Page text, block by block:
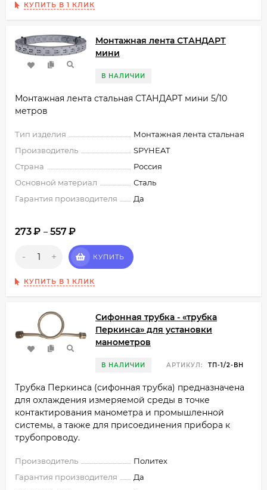
КУПИТЬ В 1 КЛИК
Монтажная лента СТАНДАРТ
мини
В НАЛИЧИИ
Монтажная лента стальная СТАНДАРТ мини 5/10
метров
Тип изделия
Монтажная лента стальная
Производитель
SPYHEAT
Страна
Россия
Основной материал
Сталь
Гарантия производителя
Да
273₽ – 557₽
- + КУПИТЬ
КУПИТЬ В 1 КЛИК
Сифонная трубка - «трубка
Перкинса» для установки
манометров
В НАЛИЧИИ АРТИКУЛ: ТП-1/2-ВН
Трубка Перкинса (сифонная трубка) предназначена
для охлаждения измеряемой среды в точке
контактирования манометра и промышленной
системы, а также для присоединения прибора к
трубопроводу.
Производитель
Политех
Гарантия производителя
Да